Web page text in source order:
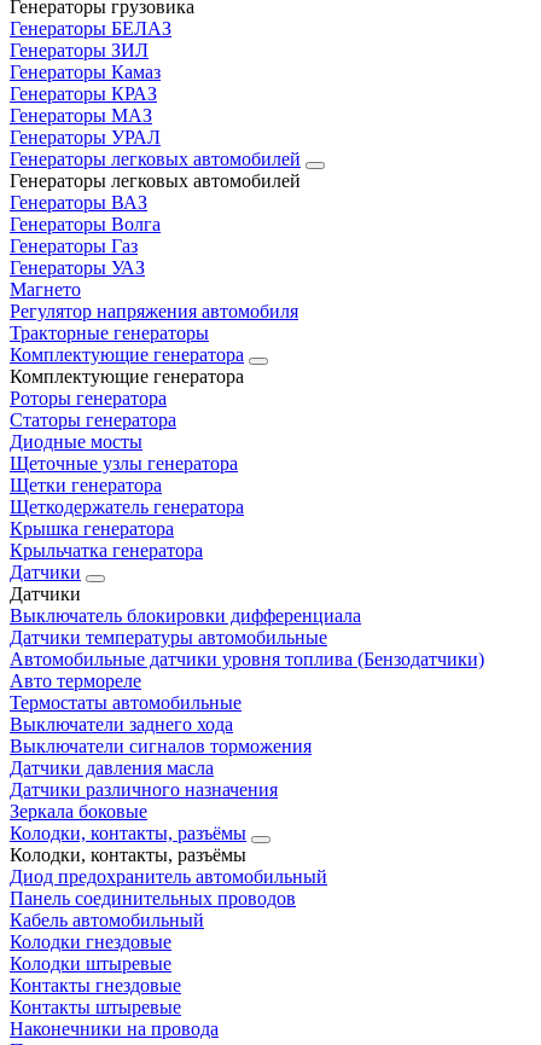
Генераторы грузовика
Генераторы БЕЛАЗ
Генераторы ЗИЛ
Генераторы Камаз
Генераторы КРАЗ
Генераторы МАЗ
Генераторы УРАЛ
Генераторы легковых автомобилей
Генераторы легковых автомобилей
Генераторы ВАЗ
Генераторы Волга
Генераторы Газ
Генераторы УАЗ
Магнето
Регулятор напряжения автомобиля
Тракторные генераторы
Комплектующие генератора
Комплектующие генератора
Роторы генератора
Статоры генератора
Диодные мосты
Щеточные узлы генератора
Щетки генератора
Щеткодержатель генератора
Крышка генератора
Крыльчатка генератора
Датчики
Датчики
Выключатель блокировки дифференциала
Датчики температуры автомобильные
Автомобильные датчики уровня топлива (Бензодатчики)
Авто термореле
Термостаты автомобильные
Выключатели заднего хода
Выключатели сигналов торможения
Датчики давления масла
Датчики различного назначения
Зеркала боковые
Колодки, контакты, разъёмы
Колодки, контакты, разъёмы
Диод предохранитель автомобильный
Панель соединительных проводов
Кабель автомобильный
Колодки гнездовые
Колодки штыревые
Контакты гнездовые
Контакты штыревые
Наконечники на провода